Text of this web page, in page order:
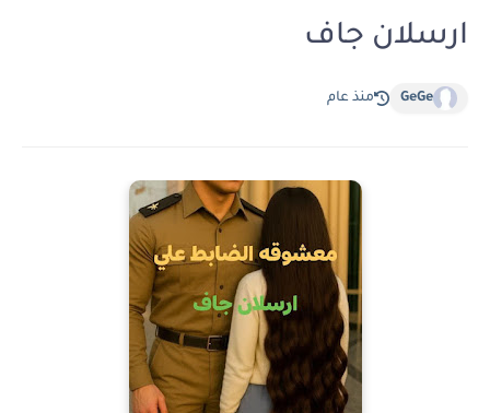
ارسلان جاف
GeGe منذ عام